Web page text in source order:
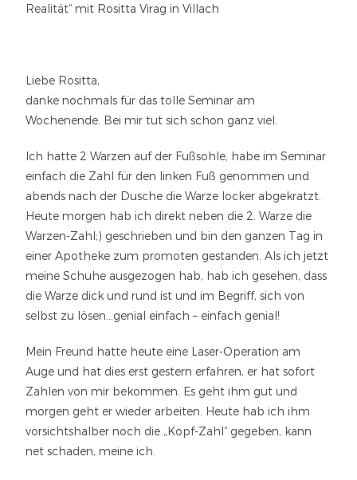
Realität“ mit Rositta Virag in Villach
Liebe Rositta,
danke nochmals für das tolle Seminar am
Wochenende. Bei mir tut sich schon ganz viel.
Ich hatte 2 Warzen auf der Fußsohle, habe im Seminar
einfach die Zahl für den linken Fuß genommen und
abends nach der Dusche die Warze locker abgekratzt.
Heute morgen hab ich direkt neben die 2. Warze die
Warzen-Zahl;) geschrieben und bin den ganzen Tag in
einer Apotheke zum promoten gestanden. Als ich jetzt
meine Schuhe ausgezogen hab, hab ich gesehen, dass
die Warze dick und rund ist und im Begriff, sich von
selbst zu lösen…genial einfach – einfach genial!
Mein Freund hatte heute eine Laser-Operation am
Auge und hat dies erst gestern erfahren, er hat sofort
Zahlen von mir bekommen. Es geht ihm gut und
morgen geht er wieder arbeiten. Heute hab ich ihm
vorsichtshalber noch die „Kopf-Zahl“ gegeben, kann
net schaden, meine ich.